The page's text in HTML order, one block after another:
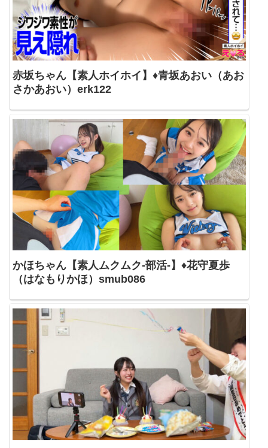
赤坂ちゃん【素人ホイホイ】♦青坂あおい（あお
さかあおい）erk122
かほちゃん【素人ムクムク-部活-】♦花守夏歩
（はなもりかほ）smub086